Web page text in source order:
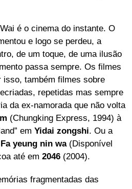
é o cinema do instante. O
e logo se perdeu, a
de um toque, de uma ilusão
passa sempre. Os filmes
isso, também filmes sobre
repetidas mas sempre
da ex-namorada que não volta
(Chungking Express, 1994) à
em Yidai zongshi. Ou a
Fa yeung nin wa(Disponível
até em 2046 (2004).
fragmentadas das